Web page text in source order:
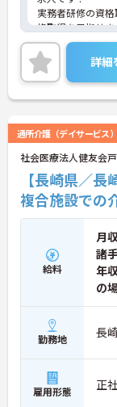
実務者研修の資
格取得を目指せま
残業が少なくお
ご興味ある方には
細をお話致します
詳細
通所介護（デイサービス）
社会医療法人健友会
【長崎県／
複合施設での
給料
月
諸
年
の
勤務地 長
雇用形態 正